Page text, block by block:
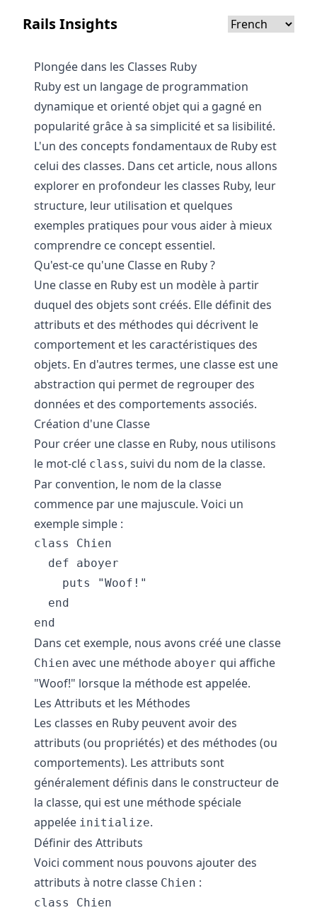
Rails Insights
Plongée dans les Classes Ruby
Ruby est un langage de programmation
dynamique et orienté objet qui a gagné en
popularité grâce à sa simplicité et sa lisibilité.
L'un des concepts fondamentaux de Ruby est
celui des classes. Dans cet article, nous allons
explorer en profondeur les classes Ruby, leur
structure, leur utilisation et quelques
exemples pratiques pour vous aider à mieux
comprendre ce concept essentiel.
Qu'est-ce qu'une Classe en Ruby ?
Une classe en Ruby est un modèle à partir
duquel des objets sont créés. Elle définit des
attributs et des méthodes qui décrivent le
comportement et les caractéristiques des
objets. En d'autres termes, une classe est une
abstraction qui permet de regrouper des
données et des comportements associés.
Création d'une Classe
Pour créer une classe en Ruby, nous utilisons
le mot-clé class, suivi du nom de la classe.
Par convention, le nom de la classe
commence par une majuscule. Voici un
exemple simple :
class Chien
  def aboyer
    puts "Woof!"
  end
Dans cet exemple, nous avons créé une classe
Chien avec une méthode aboyer qui affiche
"Woof!" lorsque la méthode est appelée.
Les Attributs et les Méthodes
Les classes en Ruby peuvent avoir des
attributs (ou propriétés) et des méthodes (ou
comportements). Les attributs sont
généralement définis dans le constructeur de
la classe, qui est une méthode spéciale
appelée initialize.
Définir des Attributs
Voici comment nous pouvons ajouter des
attributs à notre classe Chien :
class Chien